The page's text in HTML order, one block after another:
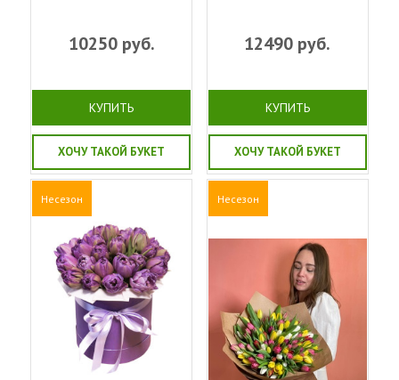
10250руб.
КУПИТЬ
ХОЧУ ТАКОЙ БУКЕТ
12490 руб.
КУПИТЬ
ХОЧУ ТАКОЙ БУКЕТ
Несезон Несезон